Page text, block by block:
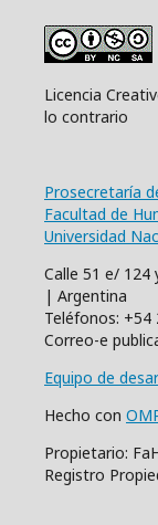
Licencia
lo contrario
Prosecretaría
Facultad de
Universidad
Calle 51 e/
| Argentina
Teléfonos:
Correo-e
Equipo de
Hecho con
Propietario:
Registro